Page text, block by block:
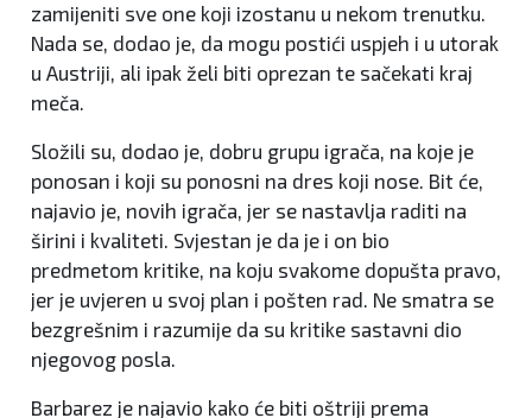
zamijeniti sve one koji izostanu u nekom trenutku.
Nada se, dodao je, da mogu postići uspjeh i u utorak
u Austriji, ali ipak želi biti oprezan te sačekati kraj
meča.
Složili su, dodao je, dobru grupu igrača, na koje je
ponosan i koji su ponosni na dres koji nose. Bit će,
najavio je, novih igrača, jer se nastavlja raditi na
širini i kvaliteti. Svjestan je da je i on bio
predmetom kritike, na koju svakome dopušta pravo,
jer je uvjeren u svoj plan i pošten rad. Ne smatra se
bezgrešnim i razumije da su kritike sastavni dio
njegovog posla.
Barbarez je najavio kako će biti oštriji prema